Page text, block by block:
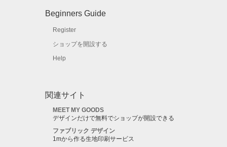
Beginners Guide
Register
ショップを開設する
Help
関連サイト
MEET MY GOODS
デザインだけで無料でショップが開設できる
ファブリック デザイン
1mから作る生地印刷サービス